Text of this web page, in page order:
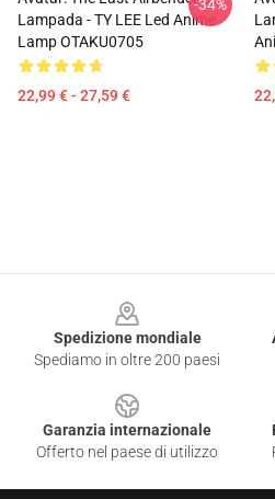
Lampada - TY LEE Led Anime
Lamp OTAKU0705
22,99 € - 27,59 €
-34%
Spedizione mondiale
Spediamo in oltre 200 paesi
Garanzia internazionale
Offerto nel paese di utilizzo